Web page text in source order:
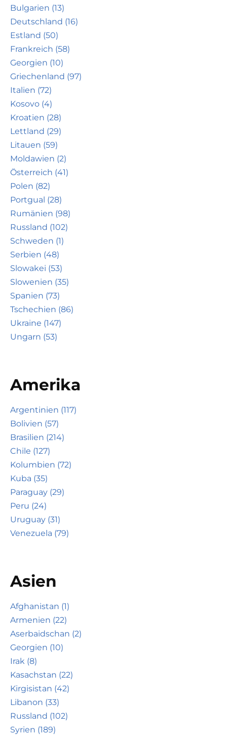
Bulgarien (13)
Deutschland (16)
Estland (50)
Frankreich (58)
Georgien (10)
Griechenland (97)
Italien (72)
Kosovo (4)
Kroatien (28)
Lettland (29)
Litauen (59)
Moldawien (2)
Österreich (41)
Polen (82)
Portgual (28)
Rumänien (98)
Russland (102)
Schweden (1)
Serbien (48)
Slowakei (53)
Slowenien (35)
Spanien (73)
Tschechien (86)
Ukraine (147)
Ungarn (53)
Amerika
Argentinien (117)
Bolivien (57)
Brasilien (214)
Chile (127)
Kolumbien (72)
Kuba (35)
Paraguay (29)
Peru (24)
Uruguay (31)
Venezuela (79)
Asien
Afghanistan (1)
Armenien (22)
Aserbaidschan (2)
Georgien (10)
Irak (8)
Kasachstan (22)
Kirgisistan (42)
Libanon (33)
Russland (102)
Syrien (189)